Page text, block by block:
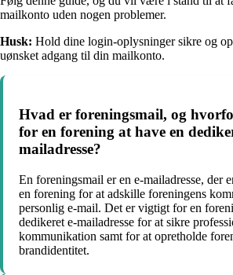
mailkonto uden nogen problemer.
Husk: Hold dine login-oplysninger sikre og
uønsket adgang til din mailkonto.
Hvad er foreningsmail, og
for en forening at have en
mailadresse?
En foreningsmail er en e-mailadresse, der
en forening for at adskille foreningens
personlig e-mail. Det er vigtigt for en
dedikeret e-mailadresse for at sikre
kommunikation samt for at opretholde
brandidentitet.